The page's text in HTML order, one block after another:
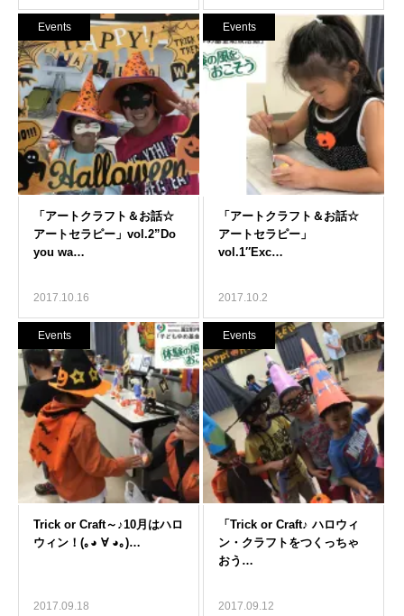
Events
2017.10.16
Events
2017.10.2
Events
2017.09.18
Events
2017.09.12